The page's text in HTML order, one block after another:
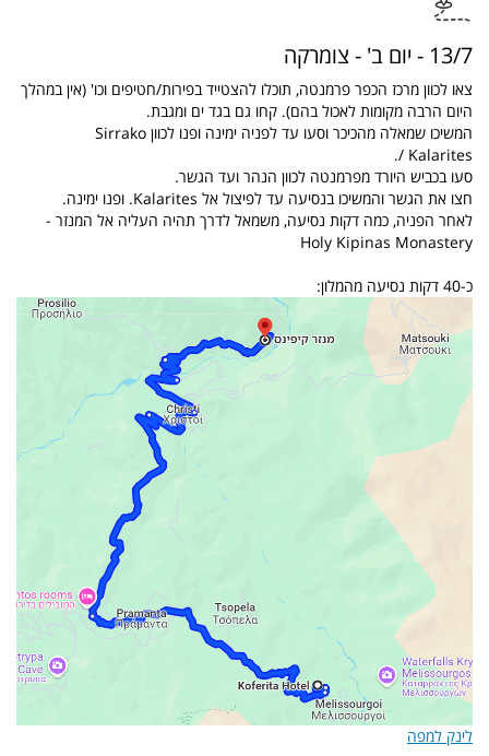
13/7 - יום ב' - צומרקה
צאו לכוון מרכז הכפר פרמנטה, תוכלו להצטייד בפירות/חטיפים וכו' (אין במהלך
היום הרבה מקומות לאכול בהם). קחו גם בגד ים ומגבת.
המשיכו שמאלה מהכיכר וסעו עד לפניה ימינה ופנו לכוון Sirrako
/ Kalarites.
סעו בכביש היורד מפרמנטה לכוון הנהר ועד הגשר.
חצו את הגשר והמשיכו בנסיעה עד לפיצול אל Kalarites. ופנו ימינה.
לאחר הפניה, כמה דקות נסיעה, משמאל לדרך תהיה העליה אל המנזר -
Holy Kipinas Monastery
כ-40 דקות נסיעה מהמלון:
לינק למפה